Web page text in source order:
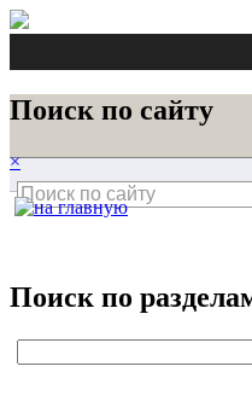
Поиск по сайту
×
Поиск по